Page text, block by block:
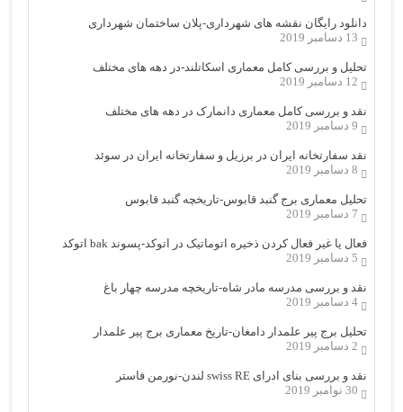
دانلود رایگان نقشه های شهرداری-پلان ساختمان شهرداری
13 دسامبر 2019
تحلیل و بررسی کامل معماری اسکاتلند-در دهه های مختلف
12 دسامبر 2019
نقد و بررسی کامل معماری دانمارک در دهه های مختلف
9 دسامبر 2019
نقد سفارتخانه ایران در برزیل و سفارتخانه ایران در سوئد
8 دسامبر 2019
تحلیل معماری برج گنبد قابوس-تاریخچه گنبد قابوس
7 دسامبر 2019
فعال یا غیر فعال کردن ذخیره اتوماتیک در اتوکد-پسوند bak اتوکد
5 دسامبر 2019
نقد و بررسی مدرسه مادر شاه-تاریخچه مدرسه چهار باغ
4 دسامبر 2019
تحلیل برج پیر علمدار دامغان-تاریخ معماری برج پیر علمدار
2 دسامبر 2019
نقد و بررسی بنای ادرای swiss RE لندن-نورمن فاستر
30 نوامبر 2019